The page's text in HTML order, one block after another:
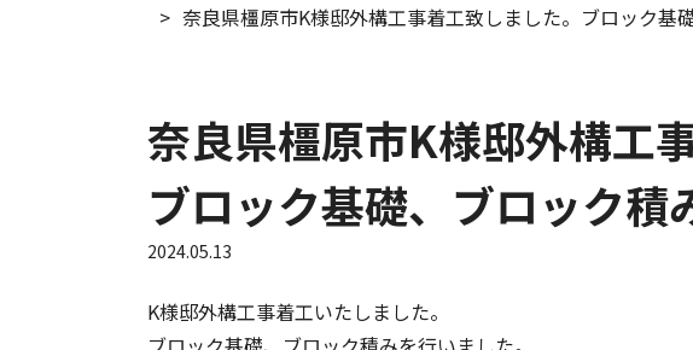
奈良県橿原市K様邸外構工事着工致しました。ブロック基
奈良県橿原市K様邸外構工
ブロック基礎、ブロック積
2024.05.13
K様邸外構工事着工いたしました。